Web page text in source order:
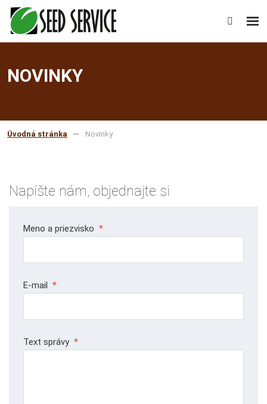
NOVINKY
Úvodná stránka Novinky
Napíšte nám, objednajte si
Meno a priezvisko *
E-mail *
Text správy *